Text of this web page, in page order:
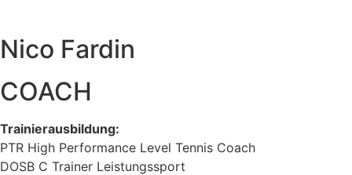
Nico Fardin
COACH
Trainierausbildung:
PTR High Performance Level Tennis Coach
DOSB C Trainer Leistungssport